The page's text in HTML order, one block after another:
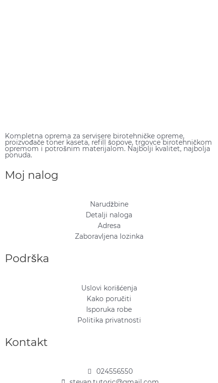
Kompletna oprema za servisere birotehničke opreme,
proizvođače toner kaseta, refill šopove, trgovce birotehničkom
opremom i potrošnim materijalom. Najbolji kvalitet, najbolja
ponuda.
Moj nalog
Narudžbine
Detalji naloga
Adresa
Zaboravljena lozinka
Podrška
Uslovi korišćenja
Kako poručiti
Isporuka robe
Politika privatnosti
Kontakt
024556550